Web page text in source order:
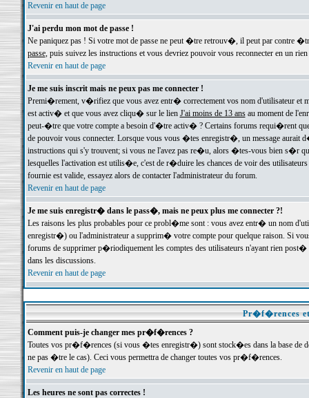
Revenir en haut de page
J'ai perdu mon mot de passe !
Ne paniquez pas ! Si votre mot de passe ne peut �tre retrouv�, il peut par contre
passe, puis suivez les instructions et vous devriez pouvoir vous reconnecter en un rien
Revenir en haut de page
Je me suis inscrit mais ne peux pas me connecter !
Premi�rement, v�rifiez que vous avez entr� correctement vos nom d'utilisateur
est activ� et que vous avez cliqu� sur le lien J'ai moins de 13 ansau moment de
peut-�tre que votre compte a besoin d'�tre activ� ? Certains forums requi�rent
de pouvoir vous connecter. Lorsque vous vous �tes enregistr�, un message aurait
instructions qui s'y trouvent; si vous ne l'avez pas re�u, alors �tes-vous bien s�r
lesquelles l'activation est utilis�e, c'est de r�duire les chances de voir des
fournie est valide, essayez alors de contacter l'administrateur du forum.
Revenir en haut de page
Je me suis enregistr� dans le pass�, mais ne peux plus me connecter ?!
Les raisons les plus probables pour ce probl�me sont : vous avez entr� un nom
enregistr�) ou l'administrateur a supprim� votre compte pour quelque raison. Si
forums de supprimer p�riodiquement les comptes des utilisateurs n'ayant rien
dans les discussions.
Revenir en haut de page
Pr�f�rences
Comment puis-je changer mes pr�f�rences ?
Toutes vos pr�f�rences (si vous �tes enregistr�) sont stock�es dans la base de
ne pas �tre le cas). Ceci vous permettra de changer toutes vos pr�f�rences.
Revenir en haut de page
Les heures ne sont pas correctes !